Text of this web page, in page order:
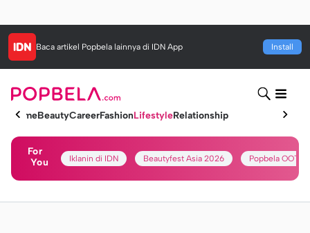
Baca artikel Popbela lainnya di IDN App Install
HomeBeautyCareerFashionLifestyleRelationship
For
You
Iklanin di IDN Beautyfest Asia 2026 Popbela OOTD